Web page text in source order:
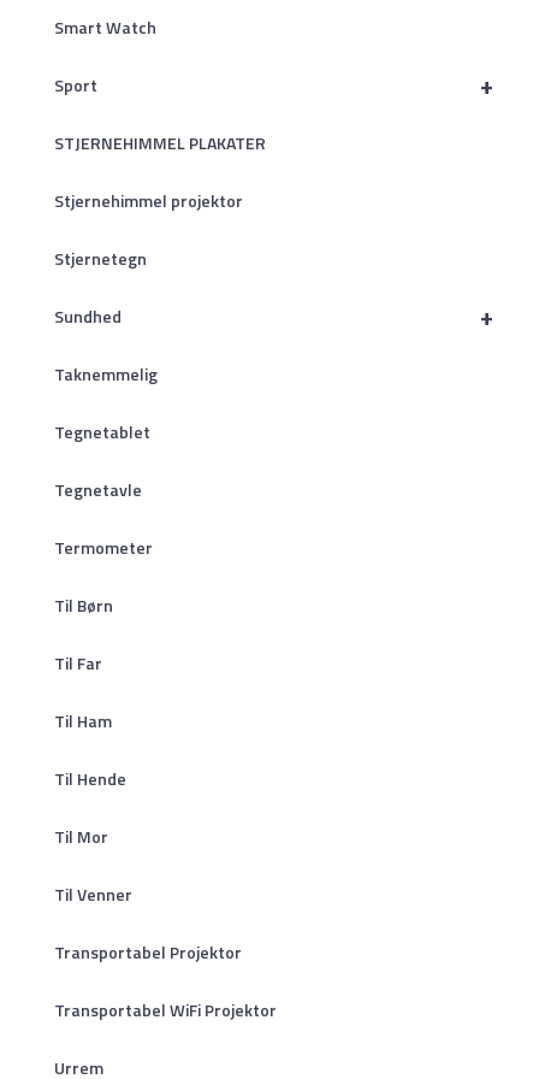
Smart Watch
+
Sport
STJERNEHIMMEL PLAKATER
Stjernehimmel projektor
Stjernetegn
+
Sundhed
Taknemmelig
Tegnetablet
Tegnetavle
Termometer
Til Børn
Til Far
Til Ham
Til Hende
Til Mor
Til Venner
Transportabel Projektor
Transportabel WiFi Projektor
Urrem